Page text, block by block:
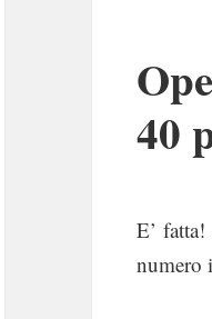
40
E’
numero